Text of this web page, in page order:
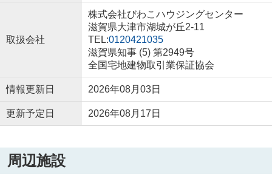
取扱会社
株式会社びわこハウジングセンター
滋賀県大津市湖城が丘2-11
TEL:0120421035
滋賀県知事 (5) 第2949号
全国宅地建物取引業保証協会
情報更新日 2026年08月03日
更新予定日 2026年08月17日
周辺施設